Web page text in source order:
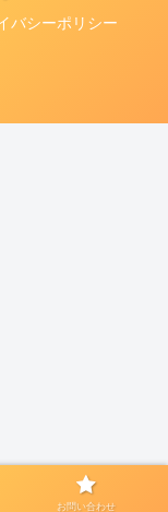
バシーポリシー
お問い合わせ